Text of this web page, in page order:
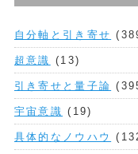
自分軸と引き寄せ
超意識 (13)
引き寄せと量子論
宇宙意識 (19)
具体的なノウハウ